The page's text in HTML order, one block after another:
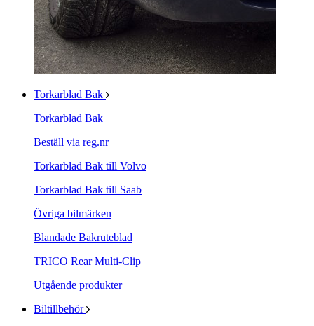
Torkarblad Bak
Torkarblad Bak
Beställ via reg.nr
Torkarblad Bak till Volvo
Torkarblad Bak till Saab
Övriga bilmärken
Blandade Bakruteblad
TRICO Rear Multi-Clip
Utgående produkter
Biltillbehör